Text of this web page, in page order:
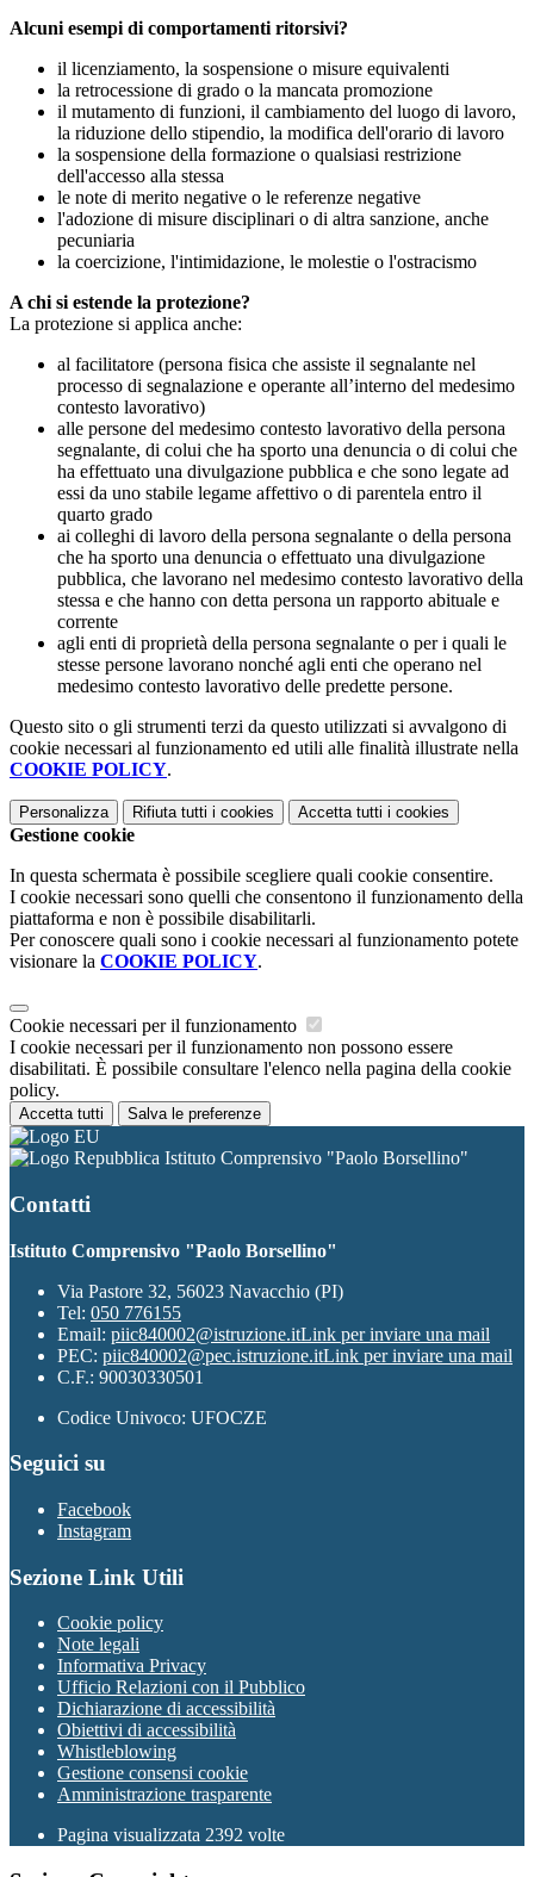
Alcuni esempi di comportamenti ritorsivi?
il licenziamento, la sospensione o misure equivalenti
la retrocessione di grado o la mancata promozione
il mutamento di funzioni, il cambiamento del luogo di lavoro,
la riduzione dello stipendio, la modifica dell'orario di lavoro
la sospensione della formazione o qualsiasi restrizione
dell'accesso alla stessa
le note di merito negative o le referenze negative
l'adozione di misure disciplinari o di altra sanzione, anche
pecuniaria
la coercizione, l'intimidazione, le molestie o l'ostracismo
A chi si estende la protezione?
La protezione si applica anche:
al facilitatore (persona fisica che assiste il segnalante nel
processo di segnalazione e operante all’interno del medesimo
contesto lavorativo)
alle persone del medesimo contesto lavorativo della persona
segnalante, di colui che ha sporto una denuncia o di colui che
ha effettuato una divulgazione pubblica e che sono legate ad
essi da uno stabile legame affettivo o di parentela entro il
quarto grado
ai colleghi di lavoro della persona segnalante o della persona
che ha sporto una denuncia o effettuato una divulgazione
pubblica, che lavorano nel medesimo contesto lavorativo della
stessa e che hanno con detta persona un rapporto abituale e
corrente
agli enti di proprietà della persona segnalante o per i quali le
stesse persone lavorano nonché agli enti che operano nel
medesimo contesto lavorativo delle predette persone.
Questo sito o gli strumenti terzi da questo utilizzati si avvalgono di
cookie necessari al funzionamento ed utili alle finalità illustrate nella
COOKIE POLICY.
Personalizza Rifiuta tutti i cookies Accetta tutti i cookies
Gestione cookie
In questa schermata è possibile scegliere quali cookie consentire.
I cookie necessari sono quelli che consentono il funzionamento della
piattaforma e non è possibile disabilitarli.
Per conoscere quali sono i cookie necessari al funzionamento potete
visionare la COOKIE POLICY.
Cookie necessari per il funzionamento
I cookie necessari per il funzionamento non possono essere
disabilitati. È possibile consultare l'elenco nella pagina della cookie
policy.
Accetta tutti Salva le preferenze
Istituto Comprensivo "Paolo Borsellino"
Contatti
Istituto Comprensivo "Paolo Borsellino"
Via Pastore 32, 56023 Navacchio (PI)
Tel: 050 776155
Email: piic840002@istruzione.itLink per inviare una mail
PEC: piic840002@pec.istruzione.itLink per inviare una mail
C.F.: 90030330501
Codice Univoco: UFOCZE
Seguici su
Facebook
Instagram
Sezione Link Utili
Cookie policy
Note legali
Informativa Privacy
Ufficio Relazioni con il Pubblico
Dichiarazione di accessibilità
Obiettivi di accessibilità
Whistleblowing
Gestione consensi cookie
Amministrazione trasparente
Pagina visualizzata 2392 volte